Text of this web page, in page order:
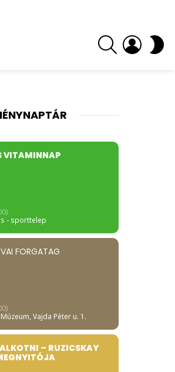
SEARCH LOGIN
VITAMINNAP
- sporttelep
FORGATAG
, Vajda Péter u. 1.
– RUZICSKAY